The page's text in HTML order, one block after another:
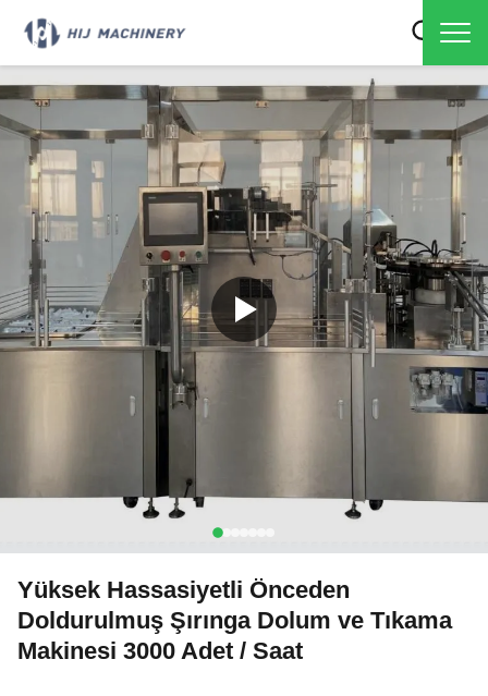
Yüksek Hassasiyetli Önceden
Doldurulmuş Şırınga Dolum ve Tıkama
Makinesi 3000 Adet / Saat